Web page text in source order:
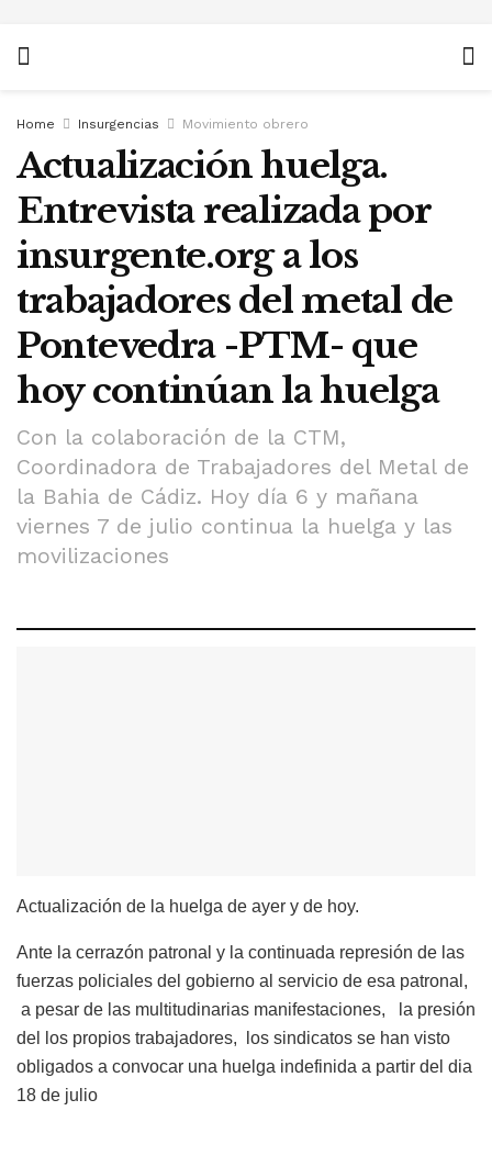
Home Insurgencias Movimiento obrero
Actualización huelga.
Entrevista realizada por
insurgente.org a los
trabajadores del metal de
Pontevedra -PTM- que
hoy continúan la huelga
Con la colaboración de la CTM,
Coordinadora de Trabajadores del Metal de
la Bahia de Cádiz. Hoy día 6 y mañana
viernes 7 de julio continua la huelga y las
movilizaciones
Actualización de la huelga de ayer y de hoy.
Ante la cerrazón patronal y la continuada represión de las
fuerzas policiales del gobierno al servicio de esa patronal,
a pesar de las multitudinarias manifestaciones, la presión
del los propios trabajadores, los sindicatos se han visto
obligados a convocar una huelga indefinida a partir del dia
18 de julio